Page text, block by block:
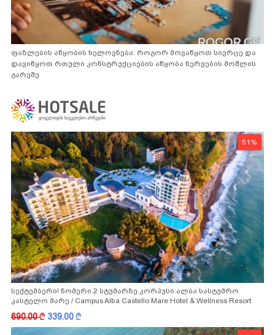
ფაზლების აწყობის ხელოვნება: როგორ მოვაწყოთ სივრცე და
დავიწყოთ რთული კონსტრუქციების აწყობა ნერვების მოშლის
გარეშე
51%
სექტემბერი! ნომერი 2 სტუმარზე კორპუსი ალბა სასტუმრო
კასტელო მარე / Campus Alba Castello Mare Hotel & Wellness Resort
-სგან!
690.00k 339.00k